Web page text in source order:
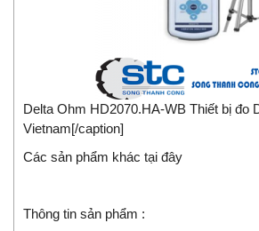
Delta Ohm HD2070.HA-WB Thiết bị đo
Vietnam[/caption]
Các sản phẩm khác tại đây
Thông tin sản phẩm :